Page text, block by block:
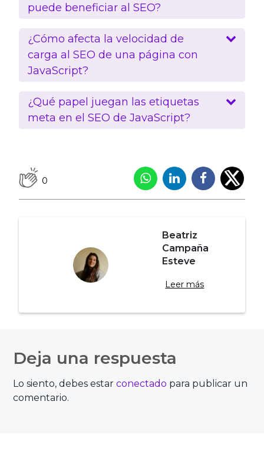
puede beneficiar al SEO?
¿Cómo afecta la velocidad de
carga al SEO de una página con
JavaScript?
¿Qué papel juegan las etiquetas
meta en el SEO de JavaScript?
0
Beatriz
Campaña
Esteve
Leer más
de
entradas
Deja una respuesta
Lo siento, debes estarconectado para publicar un
comentario.